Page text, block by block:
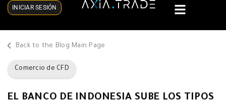
INICIAR SESIÓN
Back to the Blog Main Page
Comercio de CFD
EL BANCO DE INDONESIA SUBE LOS TIPOS